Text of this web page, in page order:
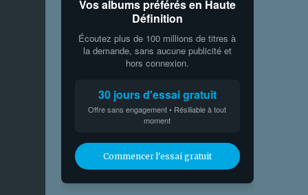
Vos albums préférés en Haute
Définition
Écoutez plus de 100 millions de titres à
la demande, sans aucune publicité et
hors connexion.
30 jours d'essai gratuit
Offre sans engagement • Résiliable à tout
moment
Commencer l'essai gratuit